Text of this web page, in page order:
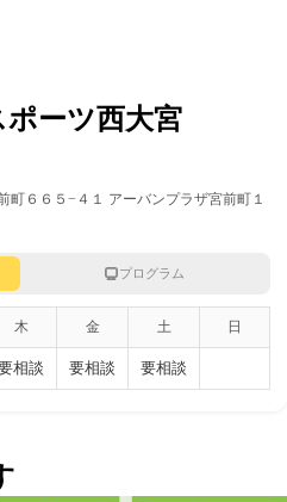
ーツ西大宮
町６６５−４１ アーバンプラザ宮前町１
プログラム
木 金 土 日
相談 要相談 要相談